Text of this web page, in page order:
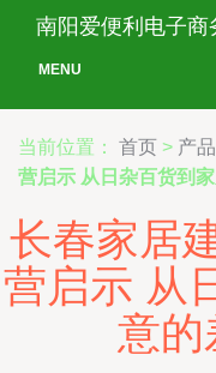
南阳爱便利电子商
MENU
当前位置： 首页 > 产
营启示 从日杂百货到
长春家居
营启示 从
意的